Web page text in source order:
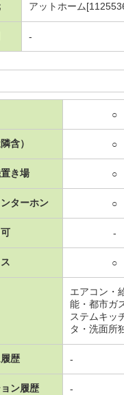
アットホーム
-
○
含） ○
き場 ○
ターホン ○
-
○
エアコン・
能・都市ガ
ステムキッ
タ・洗面所
歴 -
ン履歴 -